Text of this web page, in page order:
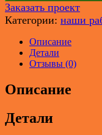
Заказать проект
Категории: наши
Описание
Детали
Отзывы (0)
Описание
Детали